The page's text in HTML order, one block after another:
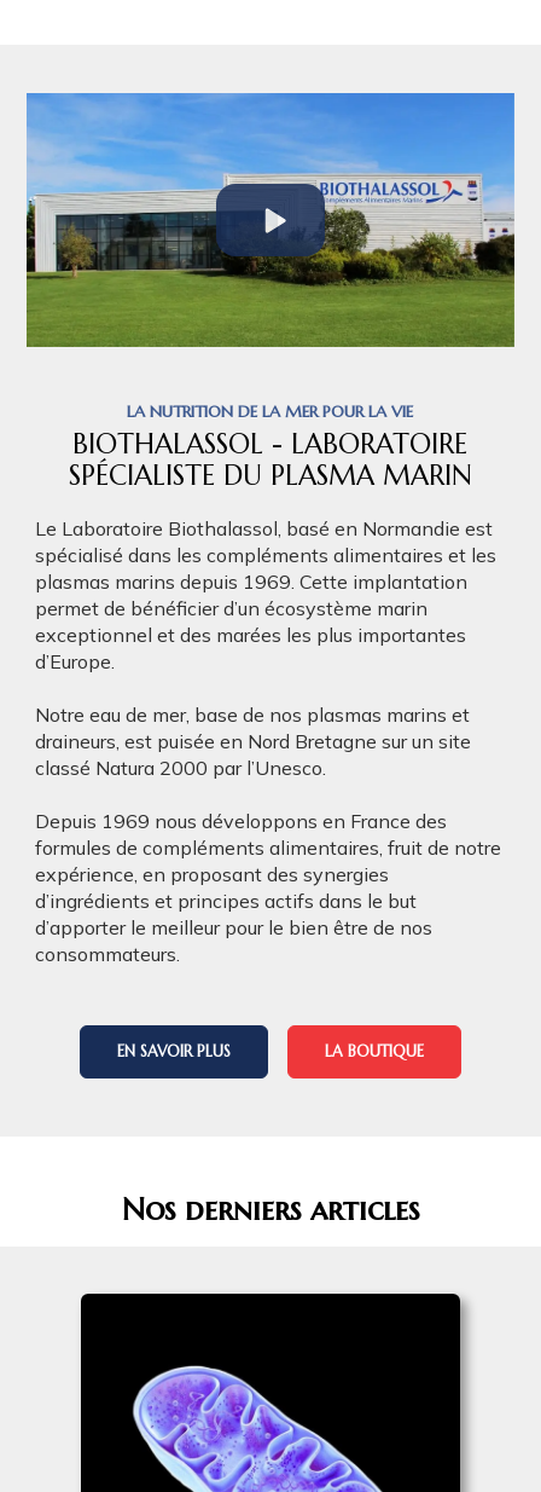
LA NUTRITION DE LA MER POUR LA VIE
BIOTHALASSOL - LABORATOIRE
SPÉCIALISTE DU PLASMA MARIN
Le Laboratoire Biothalassol, basé en Normandie est
spécialisé dans les compléments alimentaires et les
plasmas marins depuis 1969. Cette implantation
permet de bénéficier d’un écosystème marin
exceptionnel et des marées les plus importantes
d’Europe.
Notre eau de mer, base de nos plasmas marins et
draineurs, est puisée en Nord Bretagne sur un site
classé Natura 2000 par l’Unesco.
Depuis 1969 nous développons en France des
formules de compléments alimentaires, fruit de notre
expérience, en proposant des synergies
d’ingrédients et principes actifs dans le but
d’apporter le meilleur pour le bien être de nos
consommateurs.
EN SAVOIR PLUS LA BOUTIQUE
Nos derniers articles